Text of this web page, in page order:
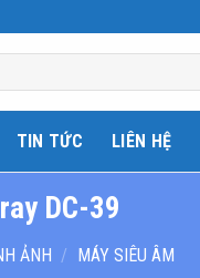
TIN TỨC LIÊN HỆ
DC-39
ẢNH / MÁY SIÊU ÂM